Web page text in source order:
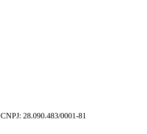
CNPJ: 28.090.483/0001-81